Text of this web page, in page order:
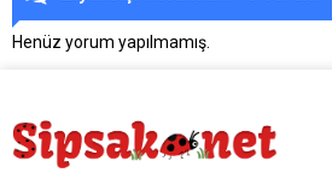
hakkında kesin bir bilgi olmasa...
Henüz yorum yapılmamış.